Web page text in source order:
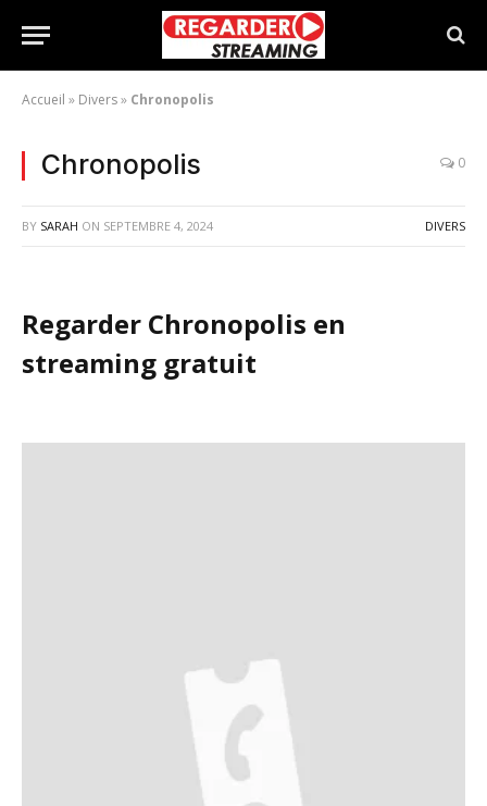
Accueil » Divers» Chronopolis
Chronopolis 0
BY SARAH ON SEPTEMBRE 4, 2024 DIVERS
Regarder Chronopolis en
streaming gratuit